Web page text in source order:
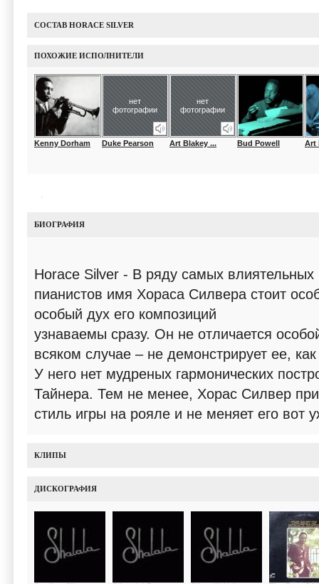
СОСТАВ HORACE SILVER
ПОХОЖИЕ ИСПОЛНИТЕЛИ
Kenny Dorham
нет
фотографии
Duke Pearson
нет
фотографии
Art Blakey ... Bud Powell Art
БИОГРАФИЯ
Horace Silver - В ряду самых влиятельных
пианистов имя Хораса Силвера стоит
особый дух его композиций
узнаваемы сразу. Он не отличается
всяком случае – не демонстрирует ее,
У него нет мудреных гармонических
Тайнера. Тем не менее, Хорас Силвер
стиль игры на рояле и не меняет его вот
КЛИПЫ
ДИСКОГРАФИЯ